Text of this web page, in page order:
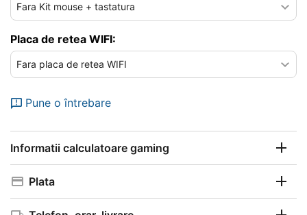
Placa de retea WIFI:
Pune o întrebare
Informatii calculatoare gaming
Plata